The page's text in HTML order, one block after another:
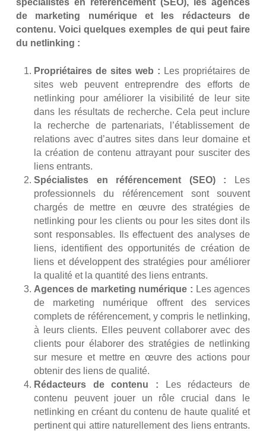
de marketing numérique et les rédacteurs de
contenu. Voici quelques exemples de qui peut faire
du netlinking :
Propriétaires de sites web : Les propriétaires de
sites web peuvent entreprendre des efforts de
netlinking pour améliorer la visibilité de leur site
dans les résultats de recherche. Cela peut inclure
la recherche de partenariats, l’établissement de
relations avec d’autres sites dans leur domaine et
la création de contenu attrayant pour susciter des
liens entrants.
Spécialistes en référencement (SEO) : Les
professionnels du référencement sont souvent
chargés de mettre en œuvre des stratégies de
netlinking pour les clients ou pour les sites dont ils
sont responsables. Ils effectuent des analyses de
liens, identifient des opportunités de création de
liens et développent des stratégies pour améliorer
la qualité et la quantité des liens entrants.
Agences de marketing numérique : Les agences
de marketing numérique offrent des services
complets de référencement, y compris le netlinking,
à leurs clients. Elles peuvent collaborer avec des
clients pour élaborer des stratégies de netlinking
sur mesure et mettre en œuvre des actions pour
obtenir des liens de qualité.
Rédacteurs de contenu : Les rédacteurs de
contenu peuvent jouer un rôle crucial dans le
netlinking en créant du contenu de haute qualité et
pertinent qui attire naturellement des liens entrants.